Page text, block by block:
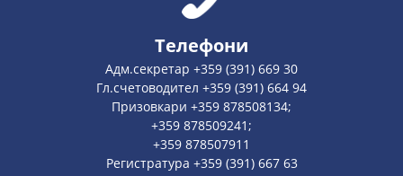
Телефони
Адм.секретар +359 (391) 669 30
Гл.счетоводител +359 (391) 664 94
Призовкари +359 878508134;
+359 878509241;
+359 878507911
Регистратура +359 (391) 667 63